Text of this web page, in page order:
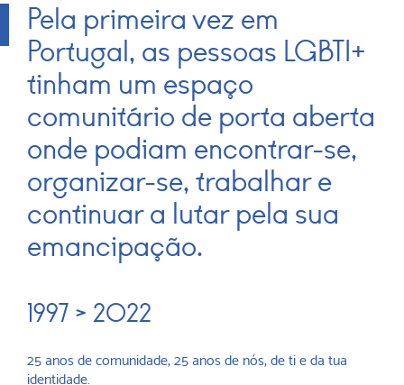
Pela primeira vez em
Portugal, as pessoas LGBTI+
tinham um espaço
comunitário de porta aberta
onde podiam encontrar-se,
organizar-se, trabalhar e
continuar a lutar pela sua
emancipação.
1997 > 2022
25 anos de comunidade, 25 anos de nós, de ti e da tua
identidade.